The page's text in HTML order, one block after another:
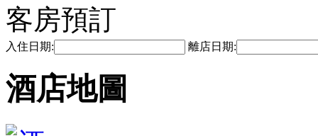
客房預訂
入住日期: 離店日期:
酒店地圖